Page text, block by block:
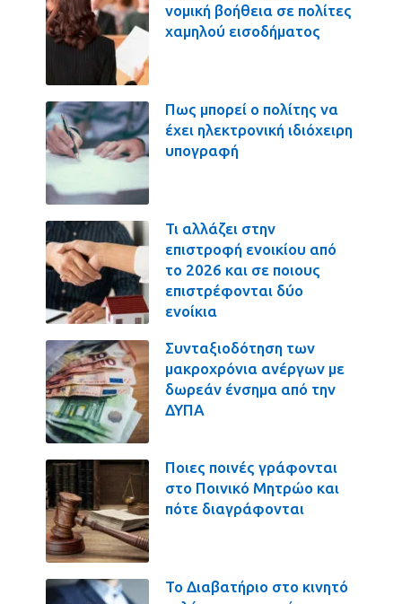
νομική βοήθεια σε πολίτες
χαμηλού εισοδήματος
Πως μπορεί ο πολίτης να
έχει ηλεκτρονική ιδιόχειρη
υπογραφή
Τι αλλάζει στην
επιστροφή ενοικίου από
το 2026 και σε ποιους
επιστρέφονται δύο
ενοίκια
Συνταξιοδότηση των
μακροχρόνια ανέργων με
δωρεάν ένσημα από την
ΔΥΠΑ
Ποιες ποινές γράφονται
στο Ποινικό Μητρώο και
πότε διαγράφονται
Το Διαβατήριο στο κινητό